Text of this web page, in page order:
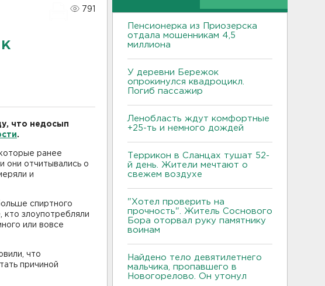
791
что недосып
.
ранее
они отчитывались о
и
спиртного
кто злоупотребляли
или вовсе
что
причиной
Пенсионерка из Приозерска
отдала мошенникам 4,5
миллиона
У деревни Бережок
опрокинулся квадроцикл.
Погиб пассажир
Ленобласть ждут комфортные
+25-ть и немного дождей
Террикон в Сланцах тушат 52-
й день. Жители мечтают о
свежем воздухе
"Хотел проверить на
прочность". Житель Соснового
Бора оторвал руку памятнику
воинам
Найдено тело девятилетнего
мальчика, пропавшего в
Новогорелово. Он утонул